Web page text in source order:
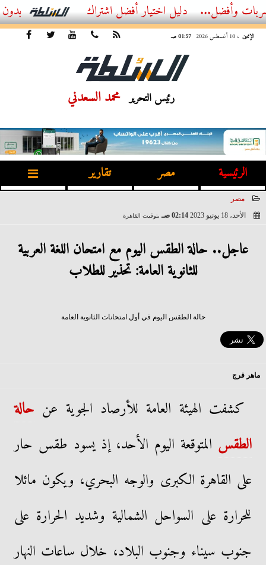
أفضل اشتراك IPTV بدون تقطيع 2026 – دليل المشاهد العصري
الإثنين ، 10 أغسطس 2026 01:57 صـ
رئيس التحرير محمد السعدني
الرئيسية مصر تقارير
مصر
الأحد، 18 يونيو 2023
02:14 صـ بتوقيت القاهرة
عاجل.. حالة الطقس اليوم مع امتحان اللغة العربية
للثانوية العامة: تحذير للطلاب
حالة الطقس اليوم في أول امتحانات الثانوية العامة
ماهر فرج
كشفت الهيئة العامة للأرصاد الجوية عن حالة
الطقس المتوقعة اليوم الأحد، إذ يسود طقس حار
على القاهرة الكبرى والوجه البحري، ويكون مائلا
للحرارة على السواحل الشمالية وشديد الحرارة على
جنوب سيناء وجنوب البلاد، خلال ساعات النهار